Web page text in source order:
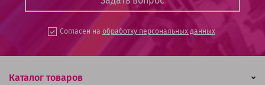
Согласен на обработку персональных данных
Каталог товаров